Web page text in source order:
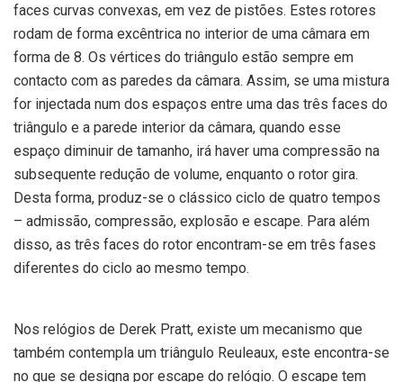
faces curvas convexas, em vez de pistões. Estes rotores
rodam de forma excêntrica no interior de uma câmara em
forma de 8. Os vértices do triângulo estão sempre em
contacto com as paredes da câmara. Assim, se uma mistura
for injectada num dos espaços entre uma das três faces do
triângulo e a parede interior da câmara, quando esse
espaço diminuir de tamanho, irá haver uma compressão na
subsequente redução de volume, enquanto o rotor gira.
Desta forma, produz-se o clássico ciclo de quatro tempos
– admissão, compressão, explosão e escape. Para além
disso, as três faces do rotor encontram-se em três fases
diferentes do ciclo ao mesmo tempo.
Nos relógios de Derek Pratt, existe um mecanismo que
também contempla um triângulo Reuleaux, este encontra-se
no que se designa por escape do relógio. O escape tem